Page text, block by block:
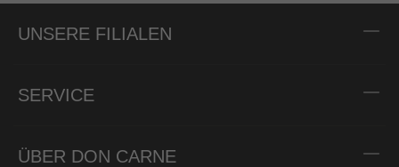
UNSERE FILIALEN
SERVICE
ÜBER DON CARNE